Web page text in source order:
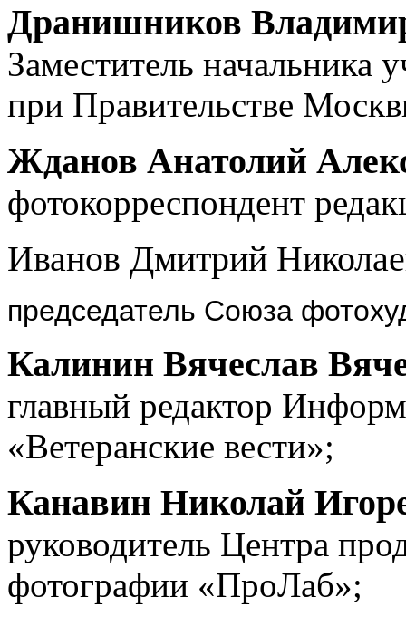
Дранишников
Заместитель начальника
при Правительстве
Жданов Анатолий
фотокорреспондент
Иванов Дмитрий
председатель Союза
Калинин Вячеслав
главный редактор
«Ветеранские вести»;
Канавин Николай
руководитель Центра
фотографии «ПроЛаб»;